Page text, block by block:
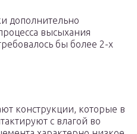
дополнительно
высыхания
бы более 2-х
конструкции, которые в
с влагой во